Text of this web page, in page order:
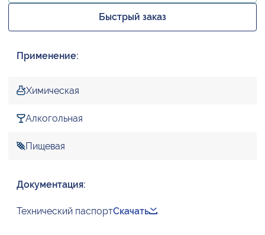
Быстрый заказ
Применение:
Химическая
Алкогольная
Пищевая
Документация:
Технический паспортСкачать